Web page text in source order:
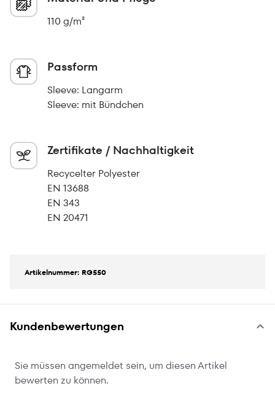
110 g/m²
Passform
Sleeve: Langarm
Sleeve: mit Bündchen
Zertifikate / Nachhaltigkeit
Recycelter Polyester
EN 13688
EN 343
EN 20471
Artikelnummer: RG550
Kundenbewertungen
Sie müssen angemeldet sein, um diesen Artikel
bewerten zu können.